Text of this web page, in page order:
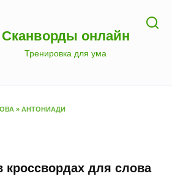
Сканворды онлайн
Тренировка для ума
» АНТОНИАДИ
кроссвордах для слова